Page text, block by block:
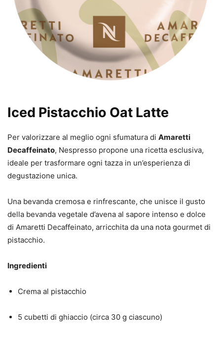
Iced Pistacchio Oat Latte
Per valorizzare al meglio ogni sfumatura di Amaretti
Decaffeinato, Nespresso propone una ricetta esclusiva,
ideale per trasformare ogni tazza in un’esperienza di
degustazione unica.
Una bevanda cremosa e rinfrescante, che unisce il gusto
della bevanda vegetale d’avena al sapore intenso e dolce
di Amaretti Decaffeinato, arricchita da una nota gourmet di
pistacchio.
Ingredienti
Crema al pistacchio
5 cubetti di ghiaccio (circa 30 g ciascuno)